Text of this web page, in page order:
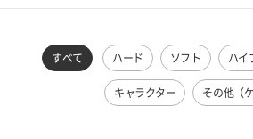
すべて ハード ソフト ハイ
キャラクター その他（ケ